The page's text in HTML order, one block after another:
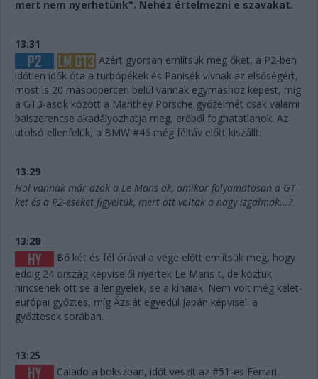
mert nem nyerhetünk". Nehéz értelmezni e szavakat.
13:31
Azért gyorsan említsük meg őket, a P2-ben
időtlen idők óta a turbópékek és Panisék vívnak az elsőségért,
most is 20 másodpercen belül vannak egymáshoz képest, míg
a GT3-asok között a Manthey Porsche győzelmét csak valami
balszerencse akadályozhatja meg, erőből foghatatlanok. Az
utolsó ellenfelük, a BMW #46 még féltáv előtt kiszállt.
13:29
Hol vannak már azok a Le Mans-ok, amikor folyamatosan a GT-
ket és a P2-eseket figyeltük, mert ott voltak a nagy izgalmak...?
13:28
Bő két és fél órával a vége előtt említsük meg, hogy
eddig 24 ország képviselői nyertek Le Mans-t, de köztük
nincsenek ott se a lengyelek, se a kínaiak. Nem volt még kelet-
európai győztes, míg Ázsiát egyedül Japán képviseli a
győztesek sorában.
13:25
Calado a bokszban, időt veszít az #51-es Ferrari,